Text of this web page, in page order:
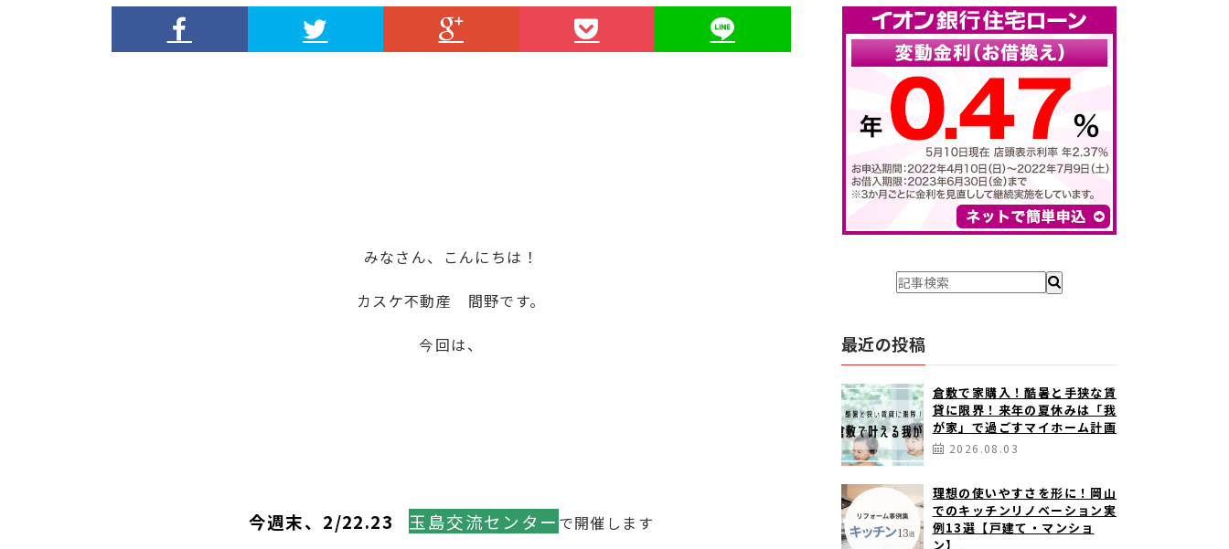
みなさん、こんにちは！
カスケ不動産 間野です。
今回は、
今週末、2/22.23 玉島交流センター で開催します
最近の投稿
倉敷で家購入！酷暑と手狭な賃
貸に限界！来年の夏休みは「我
が家」で過ごすマイホーム計画
2026.08.03
理想の使いやすさを形に！岡山
でのキッチンリノベーション実
例13選【戸建て・マンショ
ン】